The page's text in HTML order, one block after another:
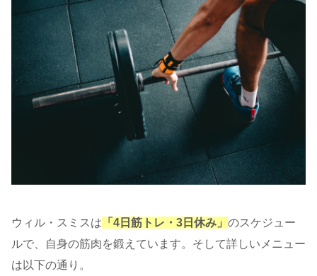
ウィル・スミスは 「4日筋トレ・3日休み」 のスケジュー
ルで、自身の筋肉を鍛えています。そして詳しいメニュー
は以下の通り。